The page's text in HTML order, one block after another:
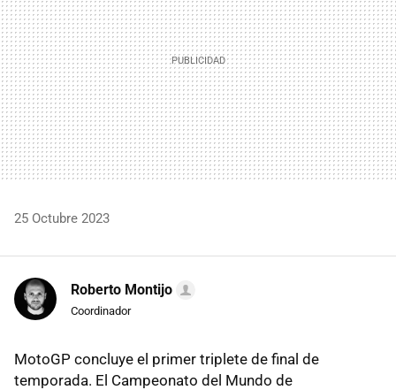
25 Octubre 2023
Roberto Montijo
Coordinador
MotoGP concluye el primer triplete de final de
temporada. El Campeonato del Mundo de